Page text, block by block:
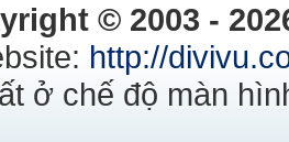
© 2003 -
http://
ở chế độ màn